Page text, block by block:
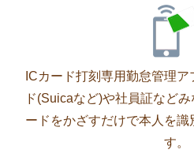
ICカード打刻専用勤怠管理
ド(Suicaなど)や社員証など
ードをかざすだけで本人を識
す。